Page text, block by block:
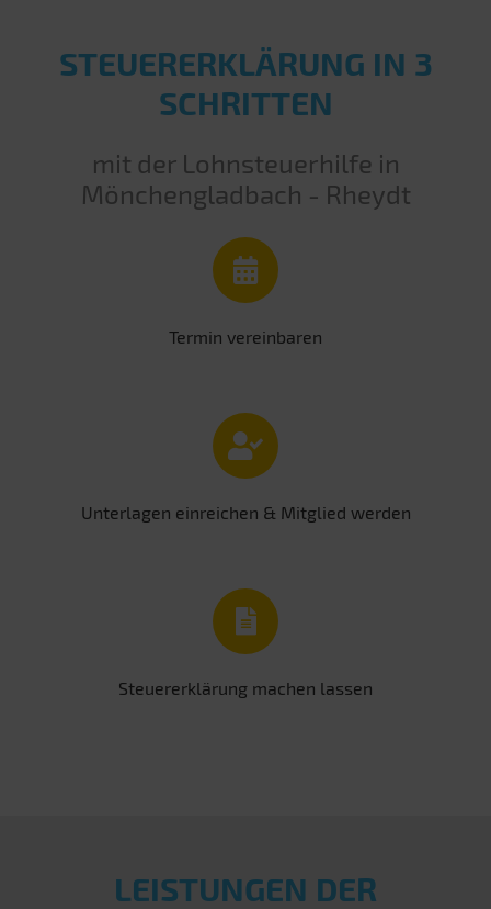
STEUERERKLÄRUNG IN 3
SCHRITTEN
mit der Lohnsteuerhilfe in
Mönchengladbach - Rheydt
Termin vereinbaren
Unterlagen einreichen & Mitglied werden
Steuererklärung machen lassen
LEISTUNGEN DER